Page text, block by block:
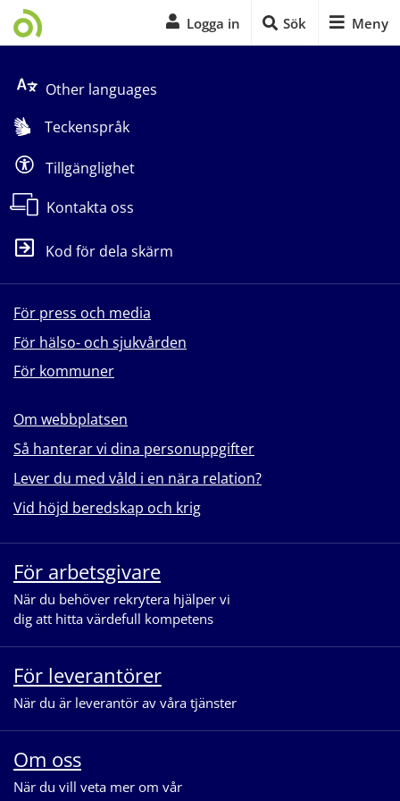
Logga in Sök Meny
Other languages
Teckenspråk
Tillgänglighet
Kontakta oss
Kod för dela skärm
För press och media
För hälso- och sjukvården
För kommuner
Om webbplatsen
Så hanterar vi dina personuppgifter
Lever du med våld i en nära relation?
Vid höjd beredskap och krig
För arbetsgivare
När du behöver rekrytera hjälper vi
dig att hitta värdefull kompetens
För leverantörer
När du är leverantör av våra tjänster
Om oss
När du vill veta mer om vår